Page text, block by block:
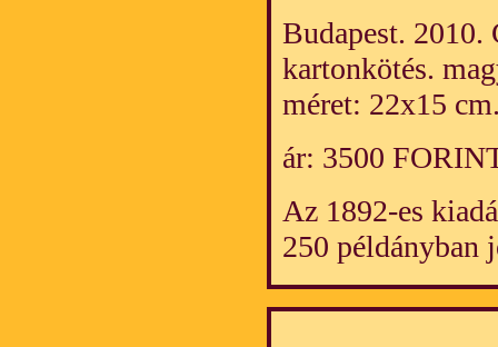
Budapest. 2010.
kartonkötés.
méret: 22x15
ár: 3500
Az 1892-es
250 példányban